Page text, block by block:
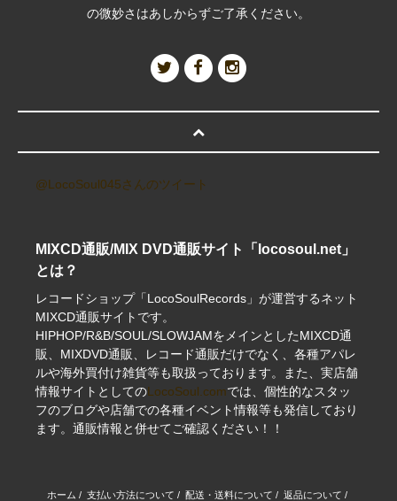
の微妙さはあしからずご了承ください。
@LocoSoul045さんのツイート
MIXCD通販/MIX DVD通販サイト「locosoul.net」
とは？
レコードショップ「LocoSoulRecords」が運営するネット
MIXCD通販サイトです。
HIPHOP/R&B/SOUL/SLOWJAMをメインとしたMIXCD通
販、MIXDVD通販、レコード通販だけでなく、各種アパレ
ルや海外買付け雑貨等も取扱っております。また、実店舗
情報サイトとしてのLocoSoul.comでは、個性的なスタッ
フのブログや店舗での各種イベント情報等も発信しており
ます。通販情報と併せてご確認ください！！
ホーム / 支払い方法について / 配送・送料について / 返品について /